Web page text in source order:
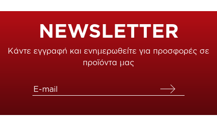
NEWSLETTER
Κάντε εγγραφή και ενημερωθείτε για προσφορές σε
προϊόντα μας